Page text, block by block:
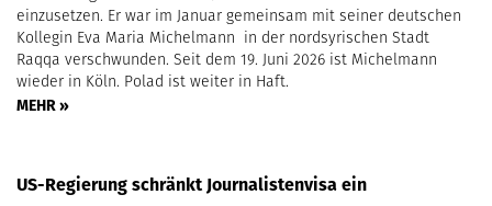
einzusetzen. Er war im Januar gemeinsam mit seiner deutschen
Kollegin Eva Maria Michelmann in der nordsyrischen Stadt
Raqqa verschwunden. Seit dem 19. Juni 2026 ist Michelmann
wieder in Köln. Polad ist weiter in Haft.
MEHR »
US-Regierung schränkt Journalistenvisa ein